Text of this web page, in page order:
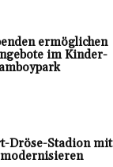
ermöglichen
im Kinder-
Dröse-Stadion mit